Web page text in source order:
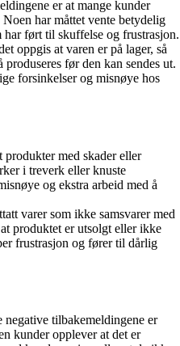
er at mange kunder
har måttet vente betydelig
har ført til skuffelse og frustrasjon.
oppgis at varen er på lager, så
før den kan sendes ut.
forsinkelser og misnøye hos
produkter med skader eller
i treverk eller knuste
og ekstra arbeid med å
varer som ikke samsvarer med
produktet er utsolgt eller ikke
frustrasjon og fører til dårlig
negative tilbakemeldingene er
kunder opplever at det er